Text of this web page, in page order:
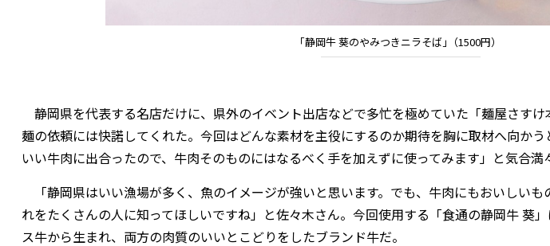
｢静岡牛 葵のやみつきニラそば｣（1500円）
静岡県を代表する名店だけに、県外のイベント出店などで多忙を極めていた「麺屋さす
麺の依頼には快諾してくれた。今回はどんな素材を主役にするのか期待を胸に取材へ向か
いい牛肉に出合ったので、牛肉そのものにはなるべく手を加えずに使ってみます」と気合満
「静岡県はいい漁場が多く、魚のイメージが強いと思います。でも、牛肉にもおいしいも
れをたくさんの人に知ってほしいですね」と佐々木さん。今回使用する「食通の静岡牛 葵
ス牛から生まれ、両方の肉質のいいとこどりをしたブランド牛だ。